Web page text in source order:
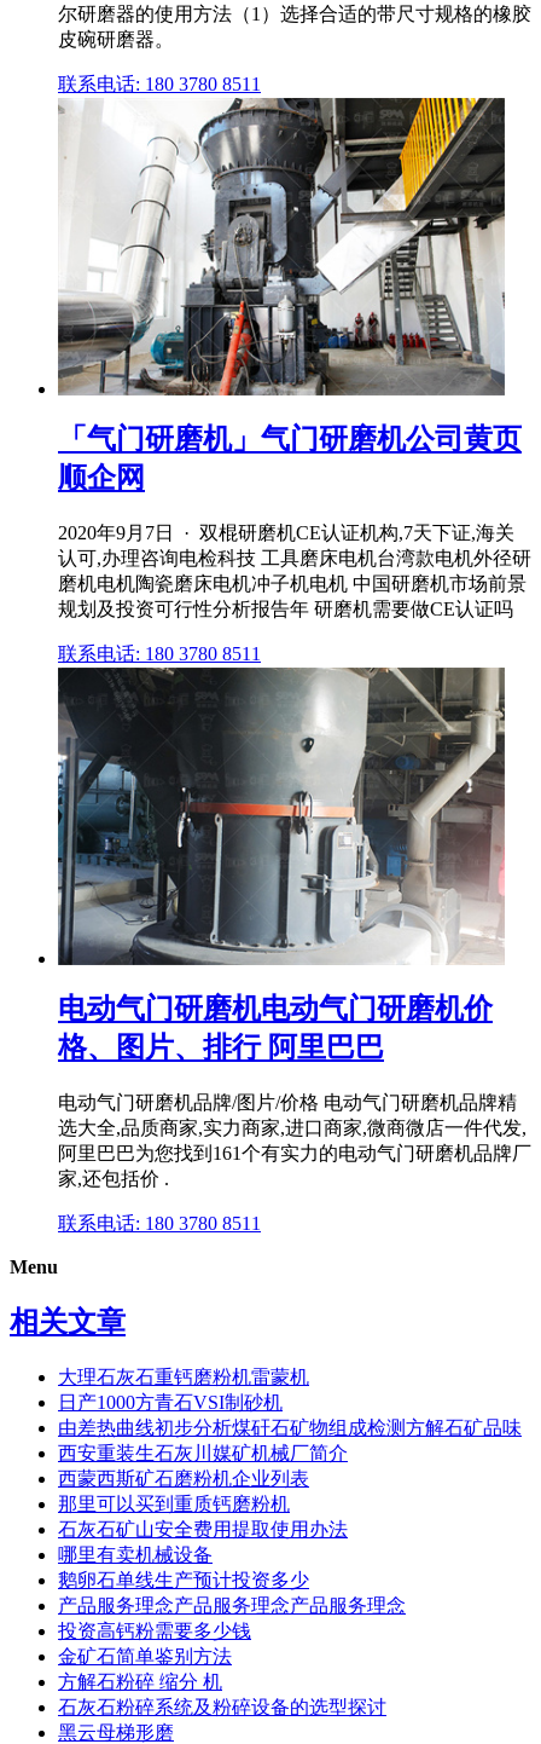
尔研磨器的使用方法（1）选择合适的带尺寸规格的橡胶
皮碗研磨器。
联系电话: 180 3780 8511
「气门研磨机」气门研磨机公司黄页
顺企网
2020年9月7日 · 双棍研磨机CE认证机构,7天下证,海关
认可,办理咨询电检科技 工具磨床电机台湾款电机外径研
磨机电机陶瓷磨床电机冲子机电机 中国研磨机市场前景
规划及投资可行性分析报告年 研磨机需要做CE认证吗
联系电话: 180 3780 8511
电动气门研磨机电动气门研磨机价
格、图片、排行 阿里巴巴
电动气门研磨机品牌/图片/价格 电动气门研磨机品牌精
选大全,品质商家,实力商家,进口商家,微商微店一件代发,
阿里巴巴为您找到161个有实力的电动气门研磨机品牌厂
家,还包括价 .
联系电话: 180 3780 8511
Menu
相关文章
大理石灰石重钙磨粉机雷蒙机
日产1000方青石VSI制砂机
由差热曲线初步分析煤矸石矿物组成检测方解石矿品味
西安重装生石灰川媒矿机械厂简介
西蒙西斯矿石磨粉机企业列表
那里可以买到重质钙磨粉机
石灰石矿山安全费用提取使用办法
哪里有卖机械设备
鹅卵石单线生产预计投资多少
产品服务理念产品服务理念产品服务理念
投资高钙粉需要多少钱
金矿石简单鉴别方法
方解石粉碎 缩分 机
石灰石粉碎系统及粉碎设备的选型探讨
黑云母梯形磨